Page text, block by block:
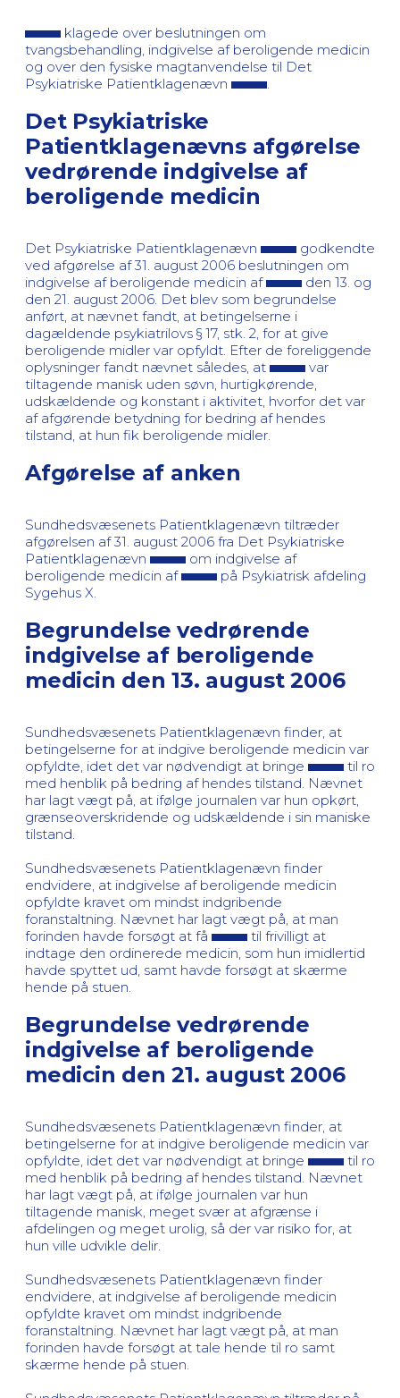
klagede over beslutningen om
tvangsbehandling, indgivelse af beroligende medicin
og over den fysiske magtanvendelse til Det
Psykiatriske Patientklagenævn
Det Psykiatriske
Patientklagenævns afgørelse
vedrørende indgivelse af
beroligende medicin
Det Psykiatriske Patientklagenævn
godkendte
ved afgørelse af 31. august 2006 beslutningen om
indgivelse af beroligende medicin af
den 13. og
den 21. august 2006. Det blev som begrundelse
anført, at nævnet fandt, at betingelserne i
dagældende psykiatrilovs § 17, stk. 2, for at give
beroligende midler var opfyldt. Efter de foreliggende
oplysninger fandt nævnet således, at
var
tiltagende manisk uden søvn, hurtigkørende,
udskældende og konstant i aktivitet, hvorfor det var
af afgørende betydning for bedring af hendes
tilstand, at hun fik beroligende midler.
Afgørelse af anken
Sundhedsvæsenets Patientklagenævn tiltræder
afgørelsen af 31. august 2006 fra Det Psykiatriske
Patientklagenævn
om indgivelse af
beroligende medicin af
på Psykiatrisk afdeling
Sygehus X.
Begrundelse vedrørende
indgivelse af beroligende
medicin den 13. august 2006
Sundhedsvæsenets Patientklagenævn finder, at
betingelserne for at indgive beroligende medicin var
opfyldte, idet det var nødvendigt at bringe
til ro
med henblik på bedring af hendes tilstand. Nævnet
har lagt vægt på, at ifølge journalen var hun opkørt,
grænseoverskridende og udskældende i sin maniske
tilstand.
Sundhedsvæsenets Patientklagenævn finder
endvidere, at indgivelse af beroligende medicin
opfyldte kravet om mindst indgribende
foranstaltning. Nævnet har lagt vægt på, at man
forinden havde forsøgt at få
til frivilligt at
indtage den ordinerede medicin, som hun imidlertid
havde spyttet ud, samt havde forsøgt at skærme
hende på stuen.
Begrundelse vedrørende
indgivelse af beroligende
medicin den 21. august 2006
Sundhedsvæsenets Patientklagenævn finder, at
betingelserne for at indgive beroligende medicin var
opfyldte, idet det var nødvendigt at bringe
til ro
med henblik på bedring af hendes tilstand. Nævnet
har lagt vægt på, at ifølge journalen var hun
tiltagende manisk, meget svær at afgrænse i
afdelingen og meget urolig, så der var risiko for, at
hun ville udvikle delir.
Sundhedsvæsenets Patientklagenævn finder
endvidere, at indgivelse af beroligende medicin
opfyldte kravet om mindst indgribende
foranstaltning. Nævnet har lagt vægt på, at man
forinden havde forsøgt at tale hende til ro samt
skærme hende på stuen.